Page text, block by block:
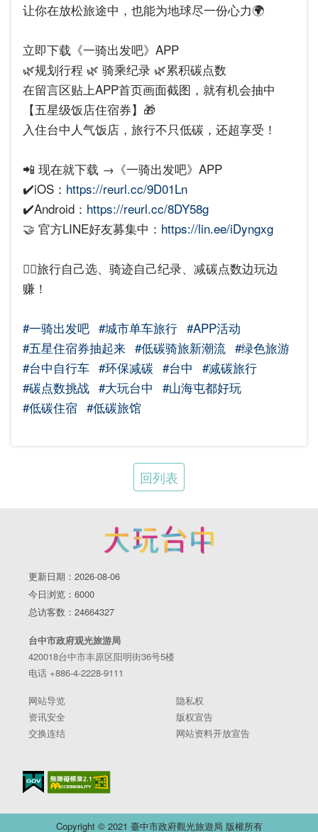
让你在放松旅途中，也能为地球尽一份心力🌍
立即下载《一骑出发吧》APP
🌿规划行程 🌿 骑乘纪录 🌿累积碳点数
在留言区贴上APP首页画面截图，就有机会抽中
【五星级饭店住宿券】🎁
入住台中人气饭店，旅行不只低碳，还超享受！
📲 现在就下载 →《一骑出发吧》APP
✔️iOS： https://reurl.cc/9D01Ln
✔️Android： https://reurl.cc/8DY58g
🤝 官方LINE好友募集中： https://lin.ee/iDyngxg
🚴‍♂️旅行自己选、骑迹自己纪录、减碳点数边玩边
赚！
#一骑出发吧 #城市单车旅行 #APP活动
#五星住宿券抽起来 #低碳骑旅新潮流 #绿色旅游
#台中自行车 #环保减碳 #台中 #减碳旅行
#碳点数挑战 #大玩台中 #山海屯都好玩
#低碳住宿 #低碳旅馆
回列表
更新日期：2026-08-06
今日浏览：6000
总访客数：24664327
台中市政府观光旅游局
420018台中市丰原区阳明街36号5楼
电话 +886-4-2228-9111
网站导览
隐私权
资讯安全
版权宣告
交换连结
网站资料开放宣告
Copyright © 2021 臺中市政府觀光旅遊局 版權所有